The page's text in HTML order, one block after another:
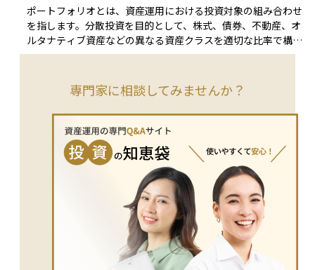
ポートフォリオとは、資産運用における投資対象の組み合わせ
を指します。分散投資を目的として、株式、債券、不動産、オ
ルタナティブ資産などの異なる資産クラスを適切な比率で構成
します。投資家のリスク許容度や目標に応じてポートフォリオ
た、運用期間中に市場状況が変化した場合には、リバランスを
通じて当初の配分比率を維持します。ポートフォリオ管理は、
リスク管理の重要な手法です。
専門家に相談してみませんか？